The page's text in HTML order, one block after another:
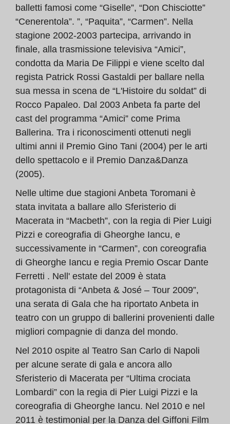
balletti famosi come “Giselle”, “Don Chisciotte”
“Cenerentola”. ”, “Paquita”, “Carmen”. Nella
stagione 2002-2003 partecipa, arrivando in
finale, alla trasmissione televisiva “Amici”,
condotta da Maria De Filippi e viene scelto dal
regista Patrick Rossi Gastaldi per ballare nella
sua messa in scena de “L'Histoire du soldat” di
Rocco Papaleo. Dal 2003 Anbeta fa parte del
cast del programma “Amici” come Prima
Ballerina. Tra i riconoscimenti ottenuti negli
ultimi anni il Premio Gino Tani (2004) per le arti
dello spettacolo e il Premio Danza&Danza
(2005).
Nelle ultime due stagioni Anbeta Toromani è
stata invitata a ballare allo Sferisterio di
Macerata in “Macbeth”, con la regia di Pier Luigi
Pizzi e coreografia di Gheorghe Iancu, e
successivamente in “Carmen”, con coreografia
di Gheorghe Iancu e regia Premio Oscar Dante
Ferretti . Nell' estate del 2009 è stata
protagonista di “Anbeta & José – Tour 2009”,
una serata di Gala che ha riportato Anbeta in
teatro con un gruppo di ballerini provenienti dalle
migliori compagnie di danza del mondo.
Nel 2010 ospite al Teatro San Carlo di Napoli
per alcune serate di gala e ancora allo
Sferisterio di Macerata per “Ultima crociata
Lombardi” con la regia di Pier Luigi Pizzi e la
coreografia di Gheorghe Iancu. Nel 2010 e nel
2011 è testimonial per la Danza del Giffoni Film